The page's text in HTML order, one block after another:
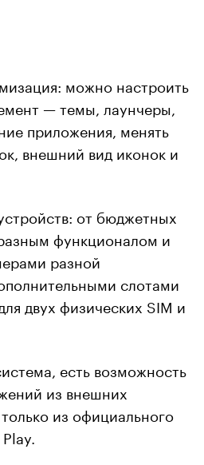
можно настроить
— темы, лаунчеры,
приложения, менять
внешний вид иконок и
от бюджетных
функционалом и
разной
слотами
двух физических SIM и
есть возможность
из внешних
из официального